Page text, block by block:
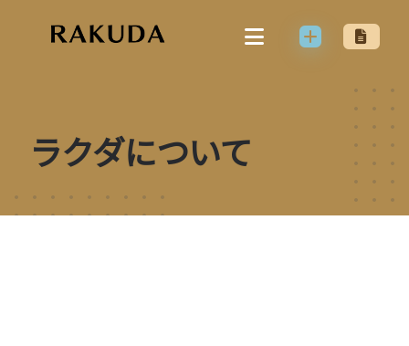
ラクダについて